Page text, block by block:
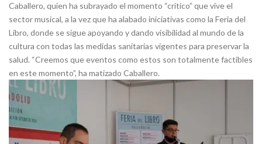
Caballero, quien ha subrayado el momento “crítico” que vive el
sector musical, a la vez que ha alabado iniciativas como la Feria del
Libro, donde se sigue apoyando y dando visibilidad al mundo de la
cultura con todas las medidas sanitarias vigentes para preservar la
salud. “Creemos que eventos como estos son totalmente factibles
en este momento”, ha matizado Caballero.